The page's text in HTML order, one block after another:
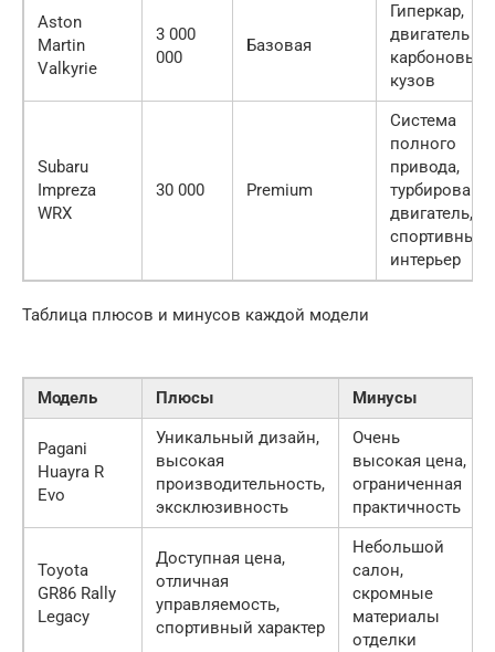
Aston
Martin
Valkyrie
3 000
000
Базовая
Гиперкар,
двигатель
карбоновый
кузов
Subaru
Impreza
WRX
30 000 Premium
Система
полного
привода,
двигатель,
спортивный
интерьер
Таблица плюсов и минусов каждой модели
Модель Плюсы Минусы
Pagani
Huayra R
Evo
Уникальный дизайн,
высокая
производительность,
эксклюзивность
Очень
высокая цена,
ограниченная
практичность
Toyota
GR86 Rally
Legacy
Доступная цена,
отличная
управляемость,
спортивный характер
Небольшой
салон,
скромные
материалы
отделки